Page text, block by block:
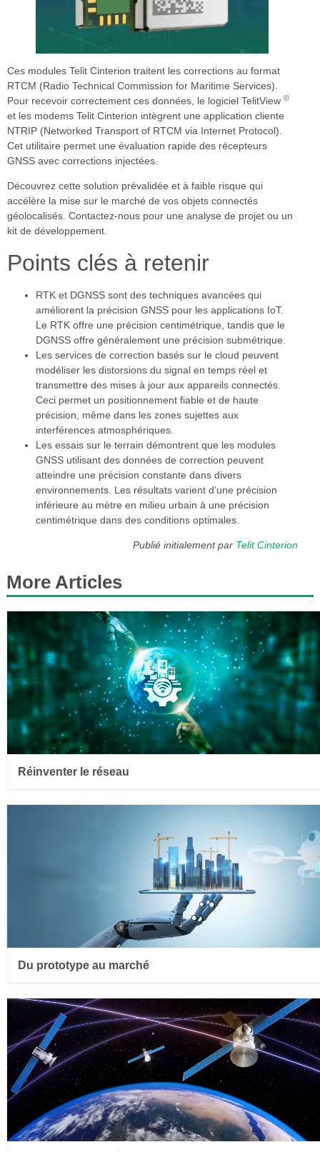
Ces modules Telit Cinterion traitent les corrections au format
RTCM (Radio Technical Commission for Maritime Services).
Pour recevoir correctement ces données, le logiciel TelitView ©
et les modems Telit Cinterion intègrent une application cliente
NTRIP (Networked Transport of RTCM via Internet Protocol).
Cet utilitaire permet une évaluation rapide des récepteurs
GNSS avec corrections injectées.
Découvrez cette solution prévalidée et à faible risque qui
accélère la mise sur le marché de vos objets connectés
géolocalisés. Contactez-nous pour une analyse de projet ou un
kit de développement.
Points clés à retenir
RTK et DGNSS sont des techniques avancées qui
améliorent la précision GNSS pour les applications IoT.
Le RTK offre une précision centimétrique, tandis que le
DGNSS offre généralement une précision submétrique.
Les services de correction basés sur le cloud peuvent
modéliser les distorsions du signal en temps réel et
transmettre des mises à jour aux appareils connectés.
Ceci permet un positionnement fiable et de haute
précision, même dans les zones sujettes aux
interférences atmosphériques.
Les essais sur le terrain démontrent que les modules
GNSS utilisant des données de correction peuvent
atteindre une précision constante dans divers
environnements. Les résultats varient d’une précision
inférieure au mètre en milieu urbain à une précision
centimétrique dans des conditions optimales.
Publié initialement par Telit Cinterion
More Articles
Réinventer le réseau
Du prototype au marché